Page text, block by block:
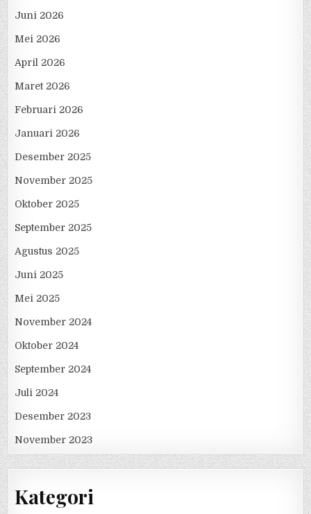
Juni 2026
Mei 2026
April 2026
Maret 2026
Februari 2026
Januari 2026
Desember 2025
November 2025
Oktober 2025
September 2025
Agustus 2025
Juni 2025
Mei 2025
November 2024
Oktober 2024
September 2024
Juli 2024
Desember 2023
November 2023
Kategori